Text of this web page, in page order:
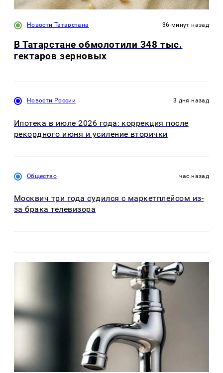
Новости Татарстана 36 минут назад
В Татарстане обмолотили 348 тыс.
гектаров зерновых
Новости России 3 дня назад
Ипотека в июле 2026 года: коррекция после
рекордного июня и усиление вторички
Общество час назад
Москвич три года судился с маркетплейсом из-
за брака телевизора